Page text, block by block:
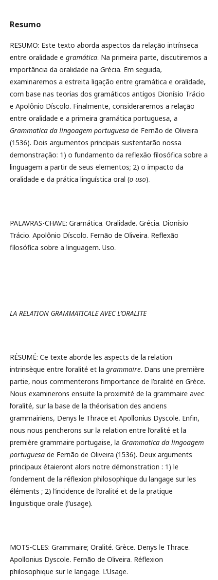
Resumo
RESUMO: Este texto aborda aspectos da relação intrínseca
entre oralidade e gramática. Na primeira parte, discutiremos a
importância da oralidade na Grécia. Em seguida,
examinaremos a estreita ligação entre gramática e oralidade,
com base nas teorias dos gramáticos antigos Dionísio Trácio
e Apolônio Díscolo. Finalmente, consideraremos a relação
entre oralidade e a primeira gramática portuguesa, a
Grammatica da lingoagem portuguesa de Fernão de Oliveira
(1536). Dois argumentos principais sustentarão nossa
demonstração: 1) o fundamento da reflexão filosófica sobre a
linguagem a partir de seus elementos; 2) o impacto da
oralidade e da prática linguística oral (o uso).
PALAVRAS-CHAVE: Gramática. Oralidade. Grécia. Dionísio
Trácio. Apolônio Díscolo. Fernão de Oliveira. Reflexão
filosófica sobre a linguagem. Uso.
LA RELATION GRAMMATICALE AVEC L’ORALITE
RÉSUMÉ: Ce texte aborde les aspects de la relation
intrinsèque entre l’oralité et la grammaire. Dans une première
partie, nous commenterons l’importance de l’oralité en Grèce.
Nous examinerons ensuite la proximité de la grammaire avec
l’oralité, sur la base de la théorisation des anciens
grammairiens, Denys le Thrace et Apollonius Dyscole. Enfin,
nous nous pencherons sur la relation entre l’oralité et la
première grammaire portugaise, la Grammatica da lingoagem
portuguesa de Fernão de Oliveira (1536). Deux arguments
principaux étaieront alors notre démonstration : 1) le
fondement de la réflexion philosophique du langage sur les
éléments ; 2) l’incidence de l’oralité et de la pratique
linguistique orale (l’usage).
MOTS-CLES: Grammaire; Oralité. Grèce. Denys le Thrace.
Apollonius Dyscole. Fernão de Oliveira. Réflexion
philosophique sur le langage. L’Usage.